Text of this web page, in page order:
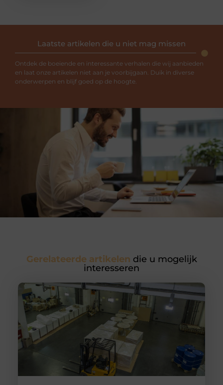
Laatste artikelen die u niet mag missen
Ontdek de boeiende en interessante verhalen die wij aanbieden
en laat onze artikelen niet aan je voorbijgaan. Duik in diverse
onderwerpen en blijf goed op de hoogte.
Gerelateerde artikelen die u mogelijk
interesseren